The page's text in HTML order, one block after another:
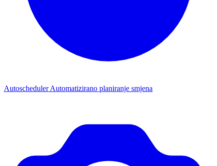
AutoschedulerAutomatizirano planiranje smjena